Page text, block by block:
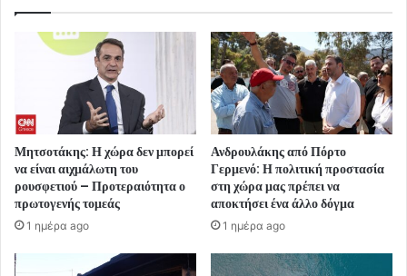
Μητσοτάκης: Η χώρα δεν μπορεί
να είναι αιχμάλωτη του
ρουσφετιού – Προτεραιότητα ο
πρωτογενής τομεάς
1 ημέρα ago
Ανδρουλάκης από Πόρτο
Γερμενό: Η πολιτική προστασία
στη χώρα μας πρέπει να
αποκτήσει ένα άλλο δόγμα
1 ημέρα ago